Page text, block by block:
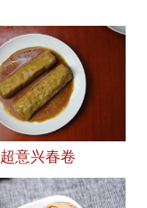
超意兴春卷